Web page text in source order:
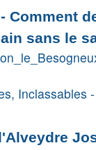
Comment
sans le
Inclassables